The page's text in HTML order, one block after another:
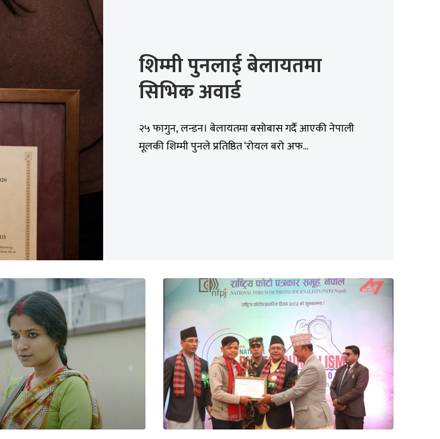
शिम्मी पुनलाई बेलायतमा
सिभिक अवार्ड
२५ फागुन, लन्डन। बेलायतमा बसोबास गर्दै आएकी नेपाली
मूलकी शिम्मी पुनले प्रतिष्ठित ‘रोयल बरो अफ...